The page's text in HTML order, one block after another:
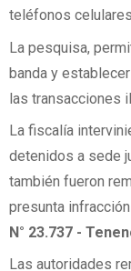
teléfonos
La pesquisa,
banda y
las transacciones
La fiscalía
detenidos a sede
también fueron
presunta
N° 23.737 -
Las autoridades